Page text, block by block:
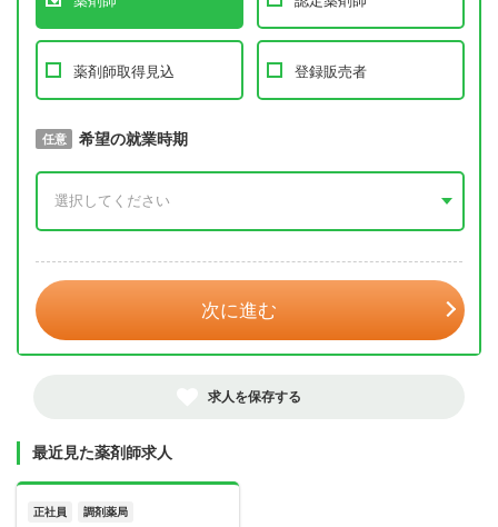
薬剤師取得見込 登録販売者
必須 取得予定年
任意 希望の就業時期
次に進む
求人を保存する
最近見た薬剤師求人
正社員 調剤薬局